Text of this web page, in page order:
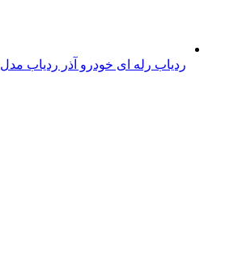
ردیاب رله ای خودرو آذر ردیاب مدل GT720